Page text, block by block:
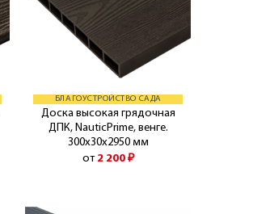
БЛАГОУСТРОЙСТВО САДА
Доска высокая грядочная
ДПК, NauticPrime, венге.
300х30х2950 мм
от 2 200 ₽